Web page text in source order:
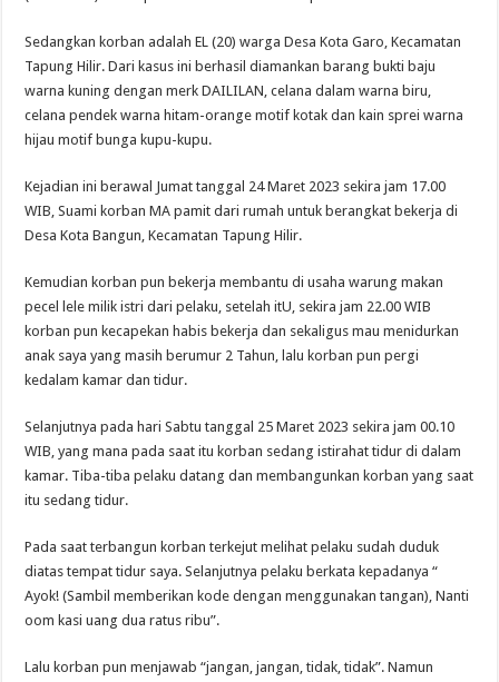
Sedangkan korban adalah EL (20) warga Desa Kota Garo, Kecamatan
Tapung Hilir. Dari kasus ini berhasil diamankan barang bukti baju
warna kuning dengan merk DAILILAN, celana dalam warna biru,
celana pendek warna hitam-orange motif kotak dan kain sprei warna
hijau motif bunga kupu-kupu.
Kejadian ini berawal Jumat tanggal 24 Maret 2023 sekira jam 17.00
WIB, Suami korban MA pamit dari rumah untuk berangkat bekerja di
Desa Kota Bangun, Kecamatan Tapung Hilir.
Kemudian korban pun bekerja membantu di usaha warung makan
pecel lele milik istri dari pelaku, setelah itU, sekira jam 22.00 WIB
korban pun kecapekan habis bekerja dan sekaligus mau menidurkan
anak saya yang masih berumur 2 Tahun, lalu korban pun pergi
kedalam kamar dan tidur.
Selanjutnya pada hari Sabtu tanggal 25 Maret 2023 sekira jam 00.10
WIB, yang mana pada saat itu korban sedang istirahat tidur di dalam
kamar. Tiba-tiba pelaku datang dan membangunkan korban yang saat
itu sedang tidur.
Pada saat terbangun korban terkejut melihat pelaku sudah duduk
diatas tempat tidur saya. Selanjutnya pelaku berkata kepadanya “
Ayok! (Sambil memberikan kode dengan menggunakan tangan), Nanti
oom kasi uang dua ratus ribu”.
Lalu korban pun menjawab “jangan, jangan, tidak, tidak”. Namun